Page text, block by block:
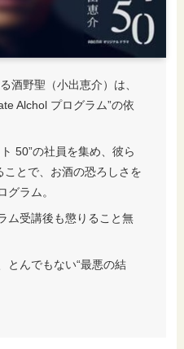
酒野聖（小出恵介）は、
Alchol プログラム”の依
50”の社員を集め、彼ら
ことで、お酒の恐ろしさを
グラム。
ム受講後も懲りること無
とんでもない“最悪の結